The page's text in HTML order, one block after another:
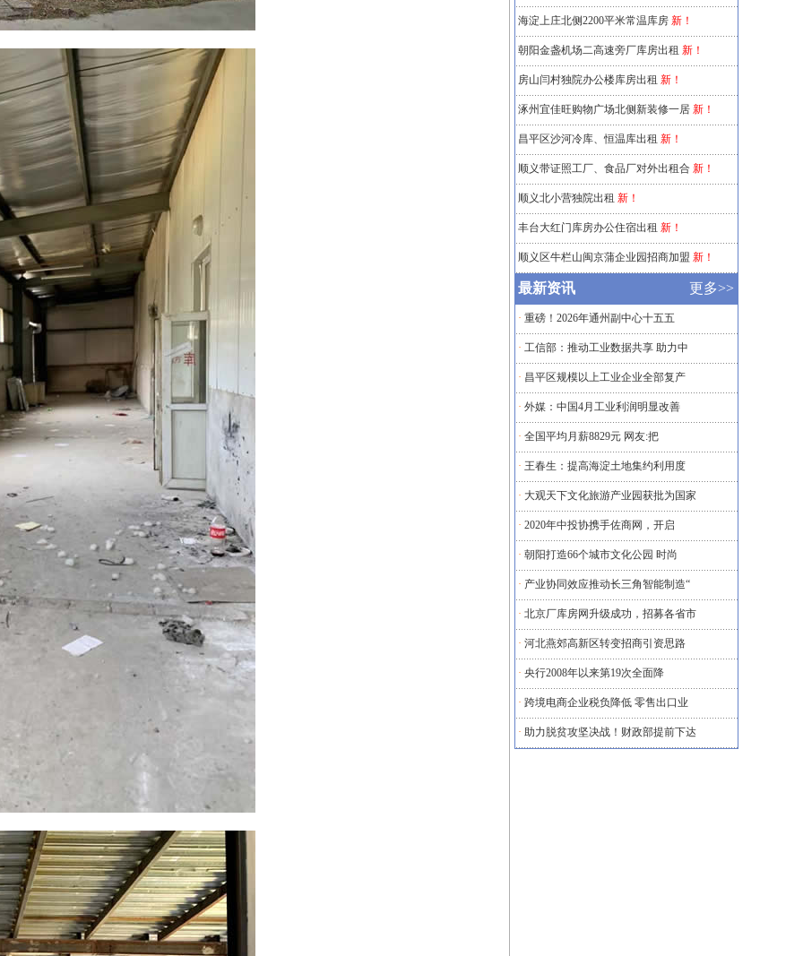
海淀上庄北侧2200平米常温库房 新！
朝阳金盏机场二高速旁厂库房出租 新！
房山闫村独院办公楼库房出租 新！
涿州宜佳旺购物广场北侧新装修一居 新！
昌平区沙河冷库、恒温库出租 新！
顺义带证照工厂、食品厂对外出租合 新！
顺义北小营独院出租 新！
丰台大红门库房办公住宿出租 新！
顺义区牛栏山闽京蒲企业园招商加盟 新！
更多>>
最新资讯
· 重磅！2026年通州副中心十五五
· 工信部：推动工业数据共享 助力中
· 昌平区规模以上工业企业全部复产
· 外媒：中国4月工业利润明显改善
· 全国平均月薪8829元 网友:把
· 王春生：提高海淀土地集约利用度
· 大观天下文化旅游产业园获批为国家
· 2020年中投协携手佐商网，开启
· 朝阳打造66个城市文化公园 时尚
· 产业协同效应推动长三角智能制造“
· 北京厂库房网升级成功，招募各省市
· 河北燕郊高新区转变招商引资思路
· 央行2008年以来第19次全面降
· 跨境电商企业税负降低 零售出口业
· 助力脱贫攻坚决战！财政部提前下达